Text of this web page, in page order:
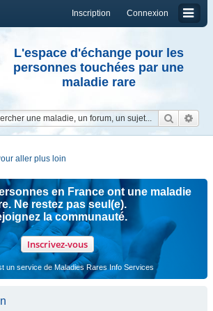
Connexion
Inscription
L'espace d'échange pour les
personnes touchées par une
maladie rare
aller plus loin
en France ont une maladie
Ne restez pas seul(e).
la communauté.
Inscrivez-vous
un service de Maladies Rares Info Services